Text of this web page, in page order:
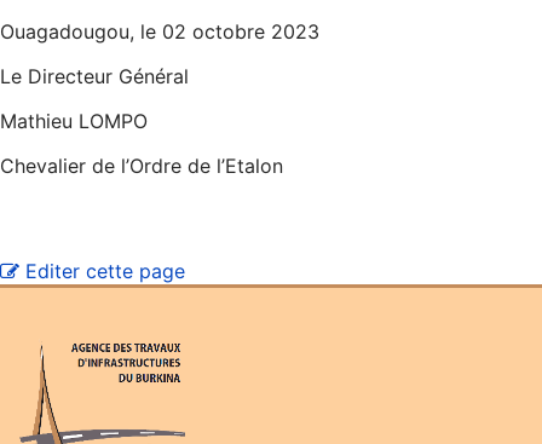
Ouagadougou, le 02 octobre 2023
Le Directeur Général
Mathieu LOMPO
Chevalier de l’Ordre de l’Etalon
Editer cette page